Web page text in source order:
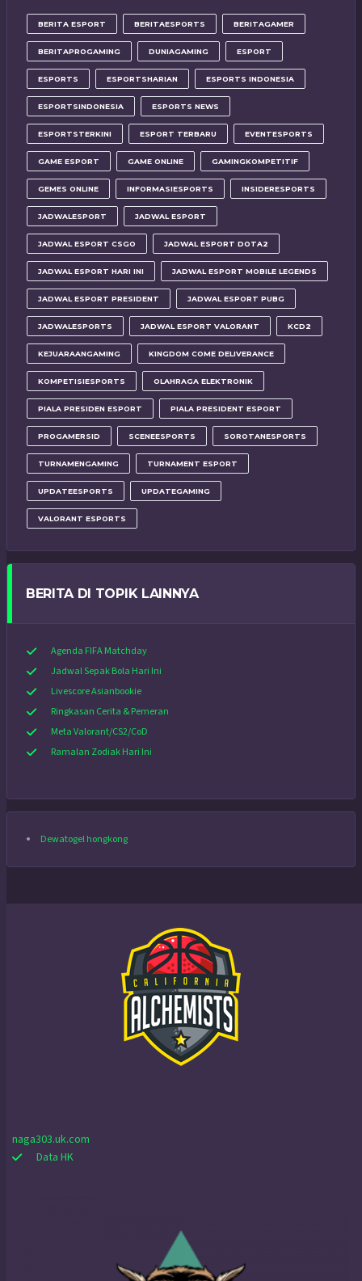
BERITA ESPORT BERITAESPORTS BERITAGAMER
BERITAPROGAMING DUNIAGAMING ESPORT
ESPORTS ESPORTSHARIAN ESPORTS INDONESIA
ESPORTSINDONESIA ESPORTS NEWS
ESPORTSTERKINI ESPORT TERBARU EVENTESPORTS
GAME ESPORT GAME ONLINE GAMINGKOMPETITIF
GEMES ONLINE INFORMASIESPORTS INSIDERESPORTS
JADWALESPORT JADWAL ESPORT
JADWAL ESPORT CSGO JADWAL ESPORT DOTA2
JADWAL ESPORT HARI INI JADWAL ESPORT MOBILE LEGENDS
JADWAL ESPORT PRESIDENT JADWAL ESPORT PUBG
JADWALESPORTS JADWAL ESPORT VALORANT KCD2
KEJUARAANGAMING KINGDOM COME DELIVERANCE
KOMPETISIESPORTS OLAHRAGA ELEKTRONIK
PIALA PRESIDEN ESPORT PIALA PRESIDENT ESPORT
PROGAMERSID SCENEESPORTS SOROTANESPORTS
TURNAMENGAMING TURNAMENT ESPORT
UPDATEESPORTS UPDATEGAMING
VALORANT ESPORTS
BERITA DI TOPIK LAINNYA
Agenda FIFA Matchday
Jadwal Sepak Bola Hari Ini
Livescore Asianbookie
Ringkasan Cerita & Pemeran
Meta Valorant/CS2/CoD
Ramalan Zodiak Hari Ini
Dewatogel hongkong
naga303.uk.com
Data HK